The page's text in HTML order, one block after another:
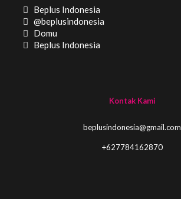
Beplus Indonesia
@beplusindonesia
Domu
Beplus Indonesia
Kontak Kami
beplusindonesia@gmail.com
+627784162870